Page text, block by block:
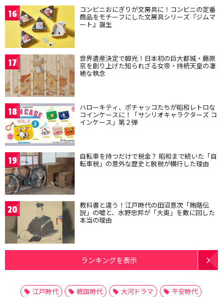
16 コンビニおにぎりが文房具に！コンビニの定番
商品をモチーフにした文房具シリーズ『ジムマ
ート』誕生
17 世界遺産決定で脚光！日本初の巨大都城・藤原
京を創り上げた知られざる女帝・持統天皇の凄
絶な執念
18 ハローキティ、ポチャッコたちが昭和レトロな
コインケースに！「サンリオキャラクターズ コ
インケース」第２弾
19 自転車を持つだけで税金？ 昭和まで続いた「自
転車税」の意外な歴史と脱税が横行した理由
20 教科書と違う！江戸時代の田沼意次「賄賂伝
説」の嘘と、水野忠邦が「大奥」を敵に回した
本当の理由
ランキングを表示
江戸時代 戦国時代 大河ドラマ
平安時代